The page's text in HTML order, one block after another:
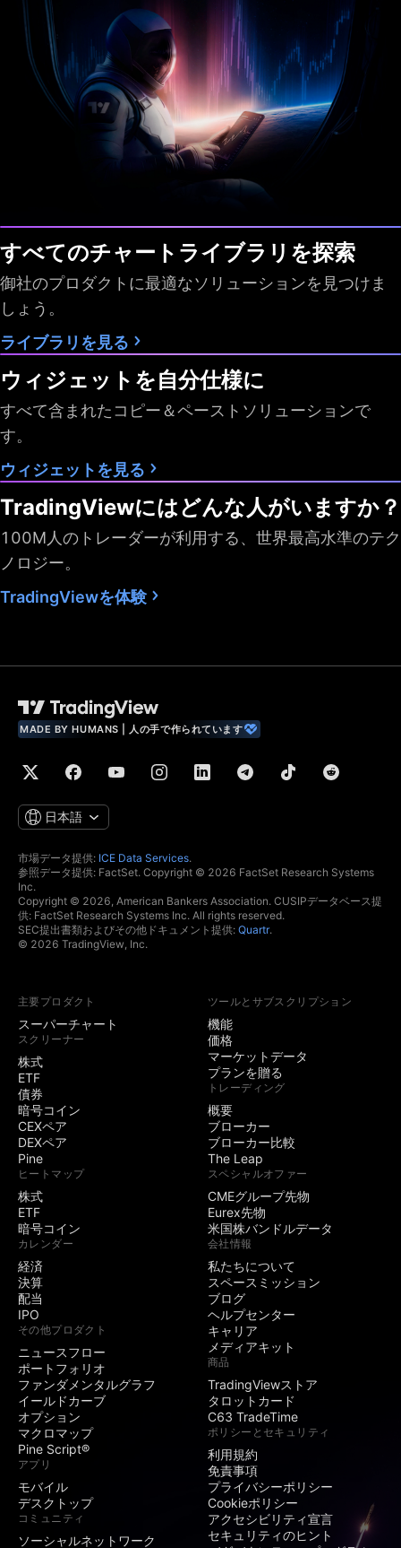
すべてのチャートライブラリを探索
御社のプロダクトに最適なソリューションを見つけま
しょう。
ライブラリを見る
ウィジェットを自分仕様に
すべて含まれたコピー＆ペーストソリューションで
す。
ウィジェットを見る
TradingViewにはどんな人がいますか？
100M人のトレーダーが利用する、世界最高水準のテク
ノロジー。
TradingViewを体験
MADE BY HUMANS | 人の手で作られています
日本語
市場データ提供: ICE Data Services.
参照データ提供: FactSet. Copyright © 2026 FactSet Research Systems
Inc.
Copyright © 2026, American Bankers Association. CUSIPデータベース提
供: FactSet Research Systems Inc. All rights reserved.
SEC提出書類およびその他ドキュメント提供: Quartr.
© 2026 TradingView, Inc.
主要プロダクト
スーパーチャート
スクリーナー
株式
ETF
債券
暗号コイン
CEXペア
DEXペア
Pine
ヒートマップ
株式
ETF
暗号コイン
カレンダー
経済
決算
配当
IPO
その他プロダクト
ニュースフロー
ポートフォリオ
ファンダメンタルグラフ
イールドカーブ
オプション
マクロマップ
Pine Script®
アプリ
モバイル
デスクトップ
コミュニティ
ソーシャルネットワーク
ツールとサブスクリプション
機能
価格
マーケットデータ
プランを贈る
トレーディング
概要
ブローカー
ブローカー比較
The Leap
スペシャルオファー
CMEグループ先物
Eurex先物
米国株バンドルデータ
会社情報
私たちについて
スペースミッション
ブログ
ヘルプセンター
キャリア
メディアキット
商品
TradingViewストア
タロットカード
C63 TradeTime
ポリシーとセキュリティ
利用規約
免責事項
プライバシーポリシー
Cookieポリシー
アクセシビリティ宣言
セキュリティのヒント